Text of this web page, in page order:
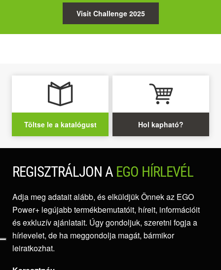
Visit Challenge 2025
Töltse le a katalógust Hol kapható?
REGISZTRÁLJON A EGO HÍRLEVÉL
Adja meg adatait alább, és elküldjük Önnek az EGO
Power+ legújabb termékbemutatóit, híreit, információit
és exkluzív ajánlatait. Úgy gondoljuk, szeretni fogja a
hírlevelet, de ha meggondolja magát, bármikor
leiratkozhat.